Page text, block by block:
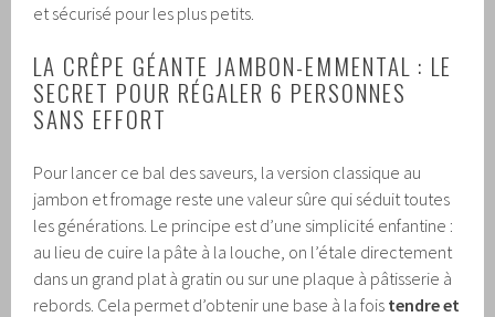
et sécurisé pour les plus petits.
LA CRÊPE GÉANTE JAMBON-EMMENTAL : LE
SECRET POUR RÉGALER 6 PERSONNES
SANS EFFORT
Pour lancer ce bal des saveurs, la version classique au
jambon et fromage reste une valeur sûre qui séduit toutes
les générations. Le principe est d’une simplicité enfantine :
au lieu de cuire la pâte à la louche, on l’étale directement
dans un grand plat à gratin ou sur une plaque à pâtisserie à
rebords. Cela permet d’obtenir une base à la fois tendre et